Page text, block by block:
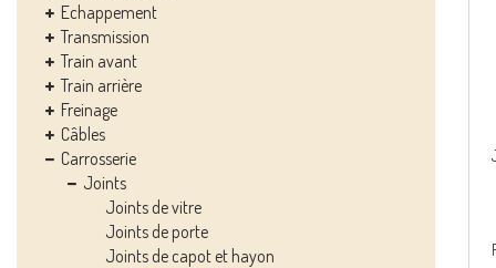
Echappement
Transmission
Train avant
Train arrière
Freinage
Câbles
Carrosserie
Joints
Joints de vitre
Joints de porte
Joints de capot et hayon